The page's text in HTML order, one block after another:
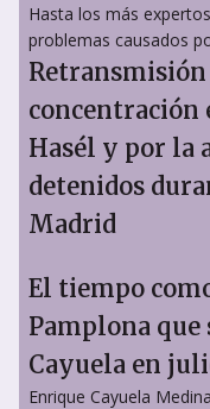
Hasta los más
problemas causados
concentración
Hasél y por la
detenidos
Madrid
El tiempo
Pamplona que
Cayuela en
Enrique Cayuela